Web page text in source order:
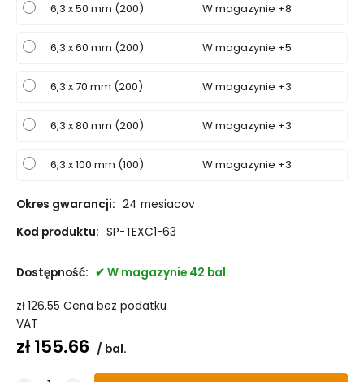
6,3 x 50 mm (200) W magazynie +8
6,3 x 60 mm (200) W magazynie +5
6,3 x 70 mm (200) W magazynie +3
6,3 x 80 mm (200) W magazynie +3
6,3 x 100 mm (100) W magazynie +3
Okres gwarancji: 24 mesiacov
Kod produktu: SP-TEXC1-63
Dostępność: W magazynie 42 bal.
zł126.55 Cena bez podatku
VAT
zł155.66 bal.